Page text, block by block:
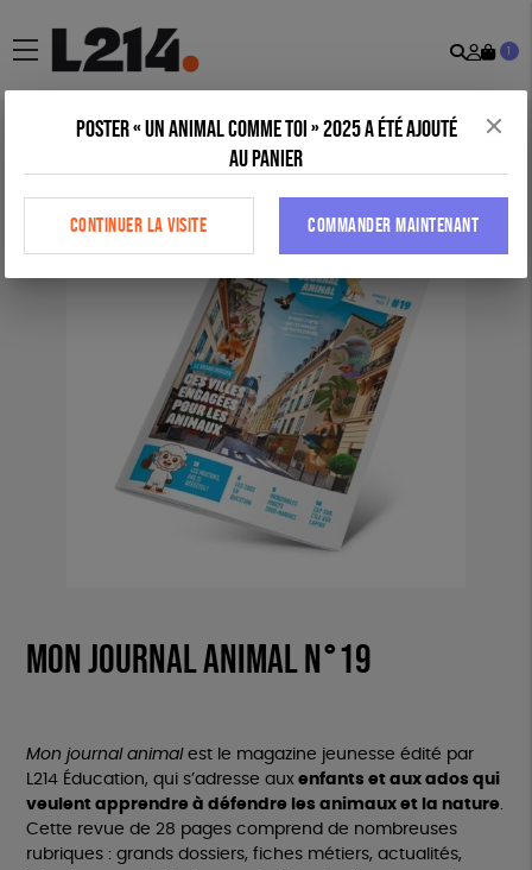
menu
Mon
1
>Tous nos produits>Outils éducatifs>Mon journal animal
Mon journal animal n°19
Mon journal animalest le magazine jeunesse édité par
L214 Éducation, qui s’adresse auxenfants et aux ados qui
veulent apprendre à défendre les animaux et la nature.
Cette revue de 28 pages comprend de nombreuses
rubriques : grands dossiers, fiches métiers, actualités,
Poster « Un animal comme toi » 2025 a été ajouté
au panier
CONTINUER LA VISITE COMMANDER MAINTENANT